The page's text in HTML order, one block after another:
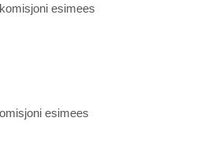
esimees
esimees